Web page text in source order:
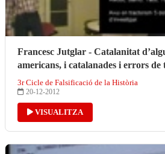
Francesc Jutglar - Catalanitat
americans, i catalanades i errors de
3r Cicle de Falsificació de la Història
20-12-2012
VISUALITZA